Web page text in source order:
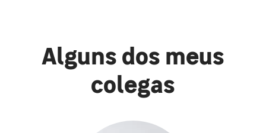
Alguns dos meus
colegas